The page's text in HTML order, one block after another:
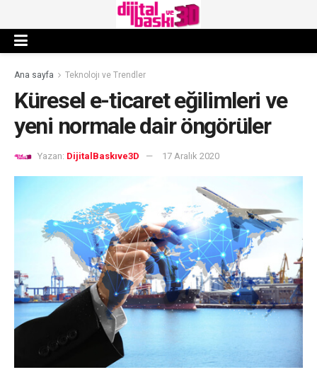
Ana sayfa Teknolojı ve Trendler
Küresel e-ticaret eğilimleri ve
yeni normale dair öngörüler
Yazan: DijitalBaskıve3D 17 Aralık 2020